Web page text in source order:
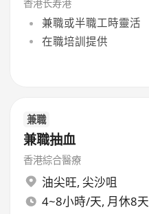
香港长寿港
兼職或半職工時靈活
在職培訓提供
兼職
兼職抽血
香港綜合醫療
油尖旺, 尖沙咀
4~8小時/天, 月休8天